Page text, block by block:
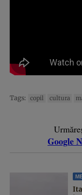
Tags: copil cultura
Google